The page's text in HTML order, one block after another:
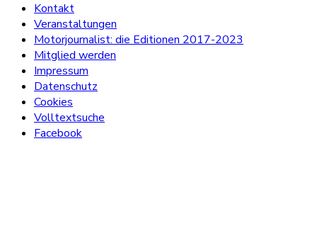
Kontakt
Veranstaltungen
Motorjournalist: die Editionen 2017-2023
Mitglied werden
Impressum
Datenschutz
Cookies
Volltextsuche
Facebook